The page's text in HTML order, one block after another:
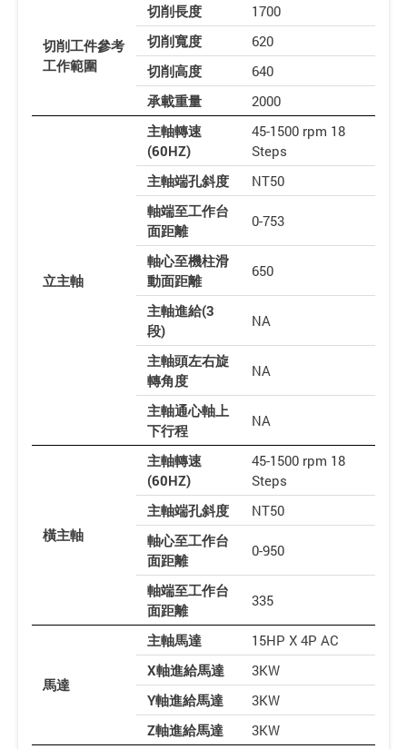
切削工件參考
工作範圍
切削長度
1700
切削寬度
620
切削高度
640
承載重量
2000
立主軸
主軸轉速
(60HZ)
45-1500 rpm 18
Steps
主軸端孔斜度
NT50
軸端至工作台
面距離
0-753
軸心至機柱滑
動面距離
650
主軸進給(3
段)
NA
主軸頭左右旋
轉角度
NA
主軸通心軸上
下行程
NA
橫主軸
主軸轉速
(60HZ)
45-1500 rpm 18
Steps
主軸端孔斜度
NT50
軸心至工作台
面距離
0-950
軸端至工作台
面距離
335
馬達
主軸馬達
15HP X 4P AC
X軸進給馬達
3KW
Y軸進給馬達
3KW
Z軸進給馬達
3KW